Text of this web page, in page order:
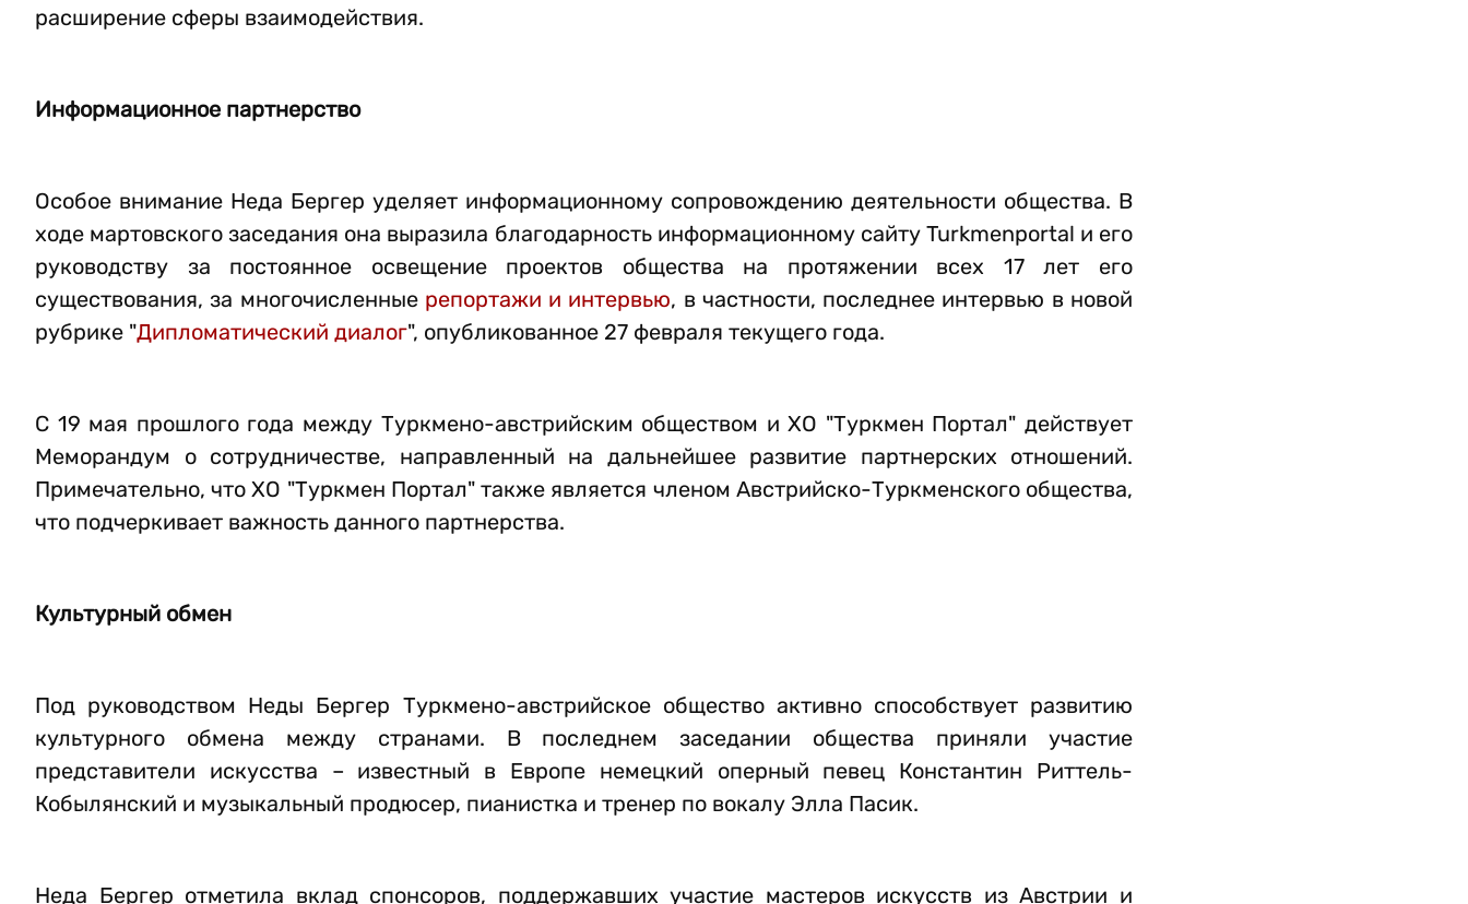
расширение сферы взаимодействия.
Информационное партнерство
Особое внимание Неда Бергер уделяет информационному сопровождению деятельности общества. В
ходе мартовского заседания она выразила благодарность информационному сайту Turkmenportal и его
руководству за постоянное освещение проектов общества на протяжении всех 17 лет его
существования, за многочисленные репортажи и интервью, в частности, последнее интервью в новой
рубрике "Дипломатический диалог", опубликованное 27 февраля текущего года.
С 19 мая прошлого года между Туркмено-австрийским обществом и ХО "Туркмен Портал" действует
Меморандум о сотрудничестве, направленный на дальнейшее развитие партнерских отношений.
Примечательно, что ХО "Туркмен Портал" также является членом Австрийско-Туркменского общества,
что подчеркивает важность данного партнерства.
Культурный обмен
Под руководством Неды Бергер Туркмено-австрийское общество активно способствует развитию
культурного обмена между странами. В последнем заседании общества приняли участие
представители искусства – известный в Европе немецкий оперный певец Константин Риттель-
Кобылянский и музыкальный продюсер, пианистка и тренер по вокалу Элла Пасик.
Неда Бергер отметила вклад спонсоров, поддержавших участие мастеров искусств из Австрии и